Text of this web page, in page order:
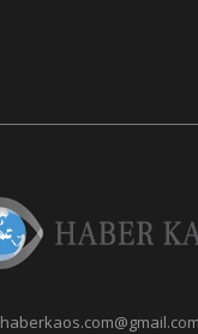
haberkaos.com@gmail.com